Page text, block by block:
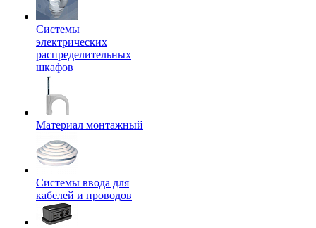
Системы
электрических
распределительных
шкафов
Материал монтажный
Системы ввода для
кабелей и проводов